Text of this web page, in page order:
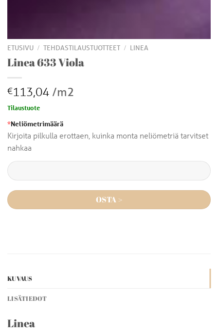
ETUSIVU / TEHDASTILAUSTUOTTEET / LINEA
Linea 633 Viola
€113,04 /m2
Tilaustuote
*Neliömetrimäärä
Kirjoita pilkulla erottaen, kuinka monta neliömetriä tarvitset
nahkaa
OSTA >
KUVAUS
LISÄTIEDOT
Linea